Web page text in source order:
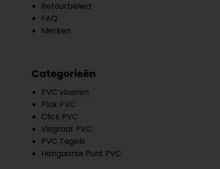
Retourbeleid
FAQ
Merken
Categorieën
PVC vloeren
Plak PVC
Click PVC
Visgraat PVC
PVC Tegels
Hongaarse Punt PVC